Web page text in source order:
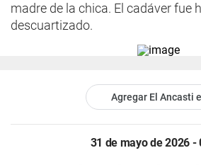
madre de la chica. El cadáver fue
descuartizado.
Agregar El Ancasti
31 de mayo de 2026 -